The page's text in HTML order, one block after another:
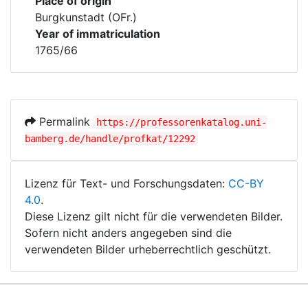
Burgkunstadt (OFr.)
Year of immatriculation
1765/66
Permalink
https://professorenkatalog.uni-
bamberg.de/handle/profkat/12292
Lizenz für Text- und Forschungsdaten: CC-BY
4.0.
Diese Lizenz gilt nicht für die verwendeten Bilder.
Sofern nicht anders angegeben sind die
verwendeten Bilder urheberrechtlich geschützt.